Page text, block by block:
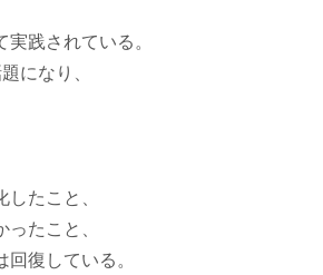
践されている。
になり、
たこと、
たこと、
復している。